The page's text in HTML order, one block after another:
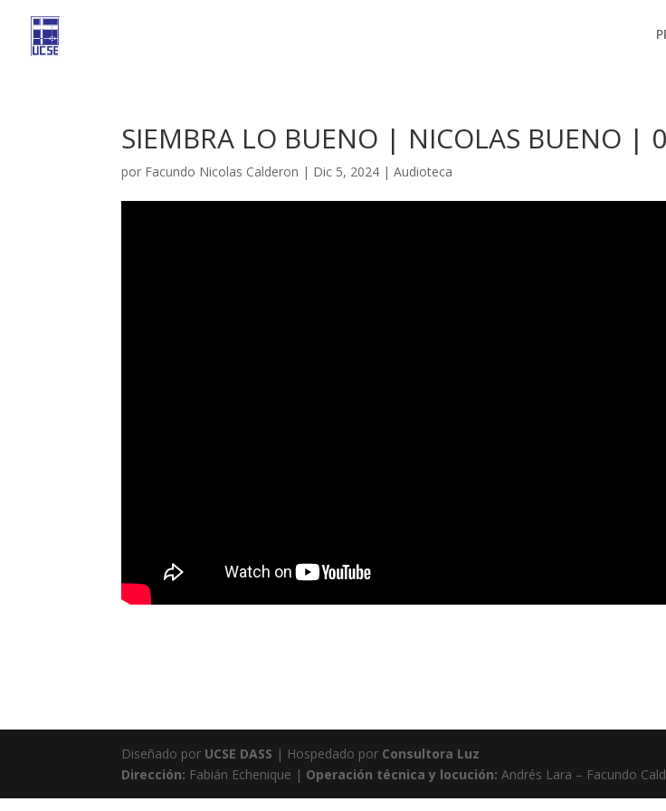
SIEMBRA LO BUENO | NICOLAS BUENO |
por Facundo Nicolas Calderon | Dic 5, 2024 |Audioteca
Diseñado por UCSE DASS | Hospedado por Consultora Luz
Dirección: Fabián Echenique | Operación técnica y locución: Andrés Lara – Facundo